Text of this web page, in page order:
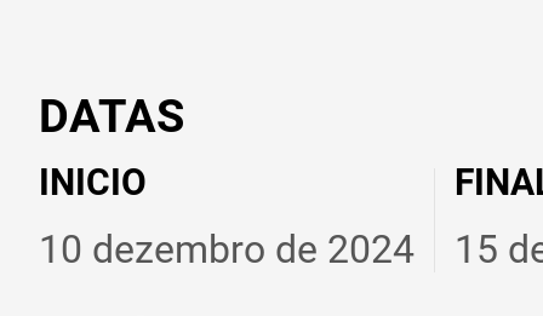
DATAS
INICIO
10 dezembro de 2024 15